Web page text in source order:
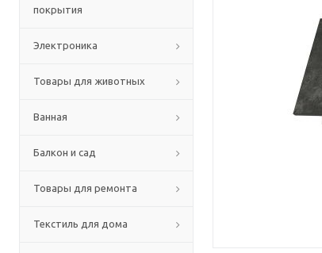
покрытия
Электроника
Товары для животных
Ванная
Балкон и сад
Товары для ремонта
Текстиль для дома